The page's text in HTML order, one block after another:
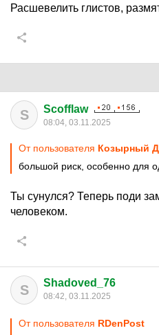
Расшевелить глистов,
S Scofflaw
08:04, 03.11.2025
От пользователя Козырный
большой риск, особенно для
Ты сунулся? Теперь поди
человеком.
S Shadoved_76
08:42, 03.11.2025
От пользователя RDenPost